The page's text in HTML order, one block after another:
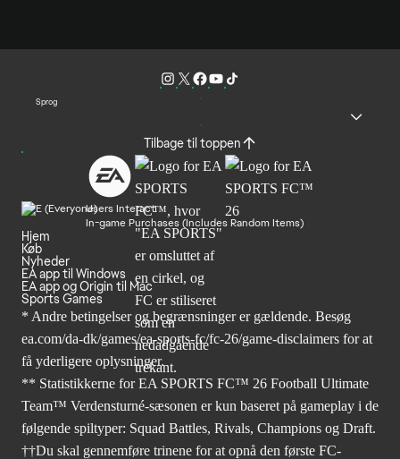
Sprog
Tilbage til toppen
Users Interact
In-game Purchases (Includes Random Items)
Hjem
Køb
Nyheder
EA app til Windows
EA app og Origin til Mac
Sports Games
* Andre betingelser og begrænsninger er gældende. Besøg
ea.com/da-dk/games/ea-sports-fc/fc-26/game-disclaimers for at
få yderligere oplysninger.
** Statistikkerne for EA SPORTS FC™ 26 Football Ultimate
Team™ Verdensturné-sæsonen er kun baseret på gameplay i de
følgende spiltyper: Squad Battles, Rivals, Champions og Draft.
††Du skal gennemføre trinene for at opnå den første FC-